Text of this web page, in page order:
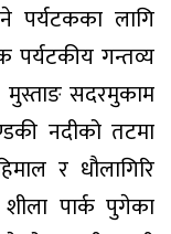
पर्यटकका लागि
पर्यटकीय गन्तव्य
सदरमुकाम
नदीको तटमा
र धौलागिरि
पार्क पुगेका